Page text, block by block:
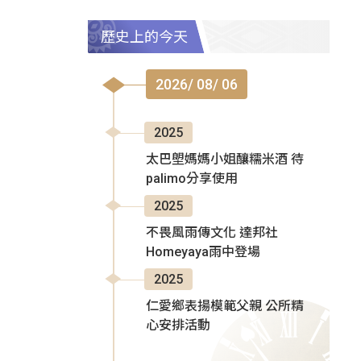
歷史上的今天
2026/ 08/ 06
2025
太巴塱媽媽小姐釀糯米酒 待
palimo分享使用
2025
不畏風雨傳文化 達邦社
Homeyaya雨中登場
2025
仁愛鄉表揚模範父親 公所精
心安排活動